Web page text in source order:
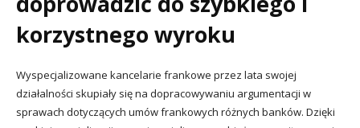
korzystnego wyroku
Wyspecjalizowane kancelarie frankowe przez lata swojej
działalności skupiały się na dopracowywaniu argumentacji w
sprawach dotyczących umów frankowych różnych banków. Dzięki